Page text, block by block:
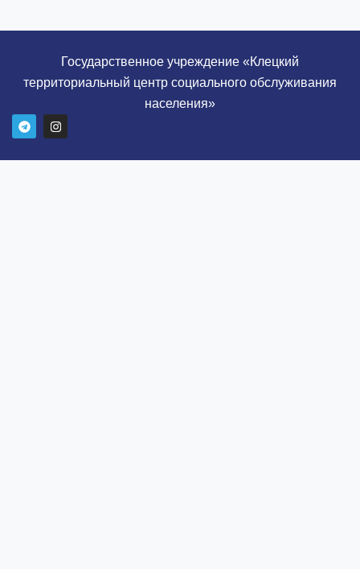
Государственное учреждение «Клецкий
территориальный центр социального обслуживания
населения»
T
e
I
n